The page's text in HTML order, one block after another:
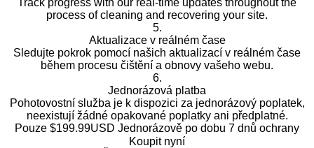
Track progress with our real-time updates throughout the
process of cleaning and recovering your site.
5.
Aktualizace v reálném čase
Sledujte pokrok pomocí našich aktualizací v reálném čase
během procesu čištění a obnovy vašeho webu.
6.
Jednorázová platba
Pohotovostní služba je k dispozici za jednorázový poplatek,
neexistují žádné opakované poplatky ani předplatné.
Pouze $199.99USD Jednorázově po dobu 7 dnů ochrany
Koupit nyní